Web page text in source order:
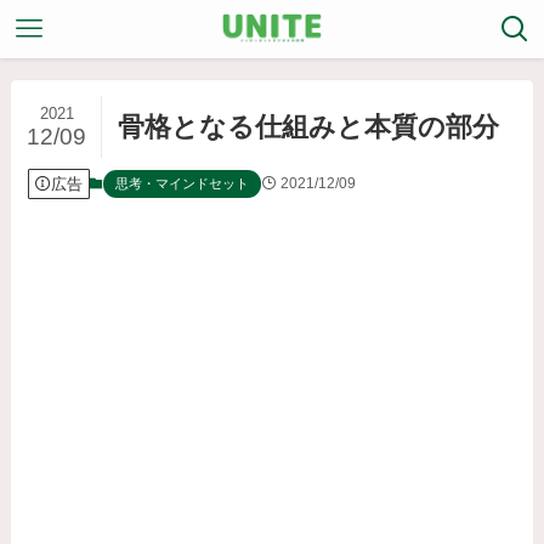
骨格となる仕組みと本質の部分
2021
12/09
広告 思考・マインドセット 2021/12/09